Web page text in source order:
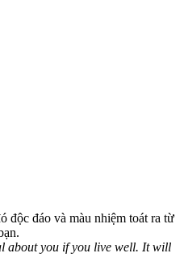
độc đáo và màu nhiệm toát ra từ
about you if you live well. It will